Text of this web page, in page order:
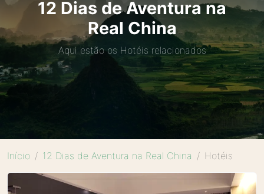
12 Dias de Aventura na
Real China
Aqui estão os Hotéis relacionados
Início 12 Dias de Aventura na Real China Hotéis